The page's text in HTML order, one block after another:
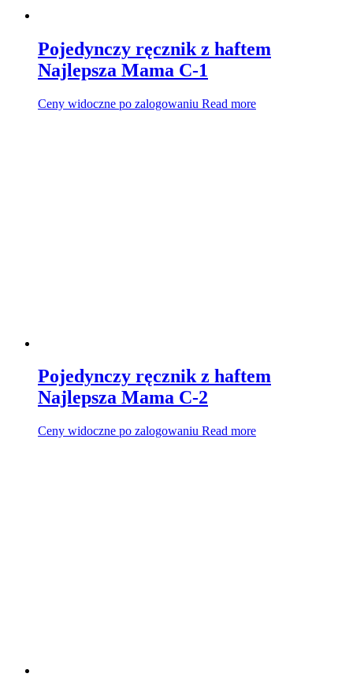
Pojedynczy ręcznik z haftem
Najlepsza Mama C-1
Ceny widoczne po zalogowaniu Read more
Pojedynczy ręcznik z haftem
Najlepsza Mama C-2
Ceny widoczne po zalogowaniu Read more